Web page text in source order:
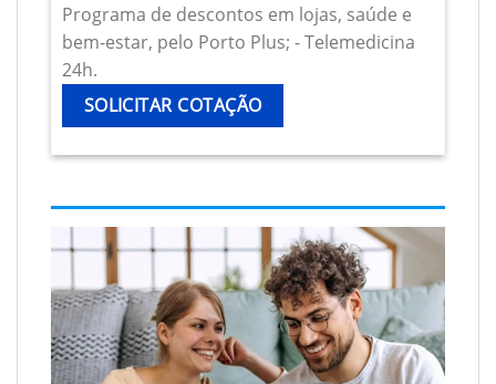
Programa de descontos em lojas, saúde e
bem-estar, pelo Porto Plus; - Telemedicina
24h.
SOLICITAR COTAÇÃO